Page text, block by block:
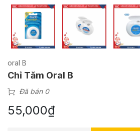
oral B
Chỉ Tăm Oral B
Đã bán 0
55,000₫